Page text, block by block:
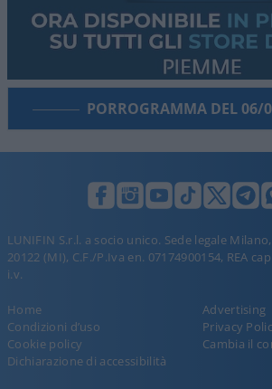
PORROGRAMMA DEL 06/
LUNIFIN S.r.l. a socio unico. Sede legale
20122 (MI), C.F./P.Iva en. 07174900154, REA
i.v.
Home
Advertising
Condizioni d’uso
Privacy
Cookie policy
Cambia il
Dichiarazione di accessibilità